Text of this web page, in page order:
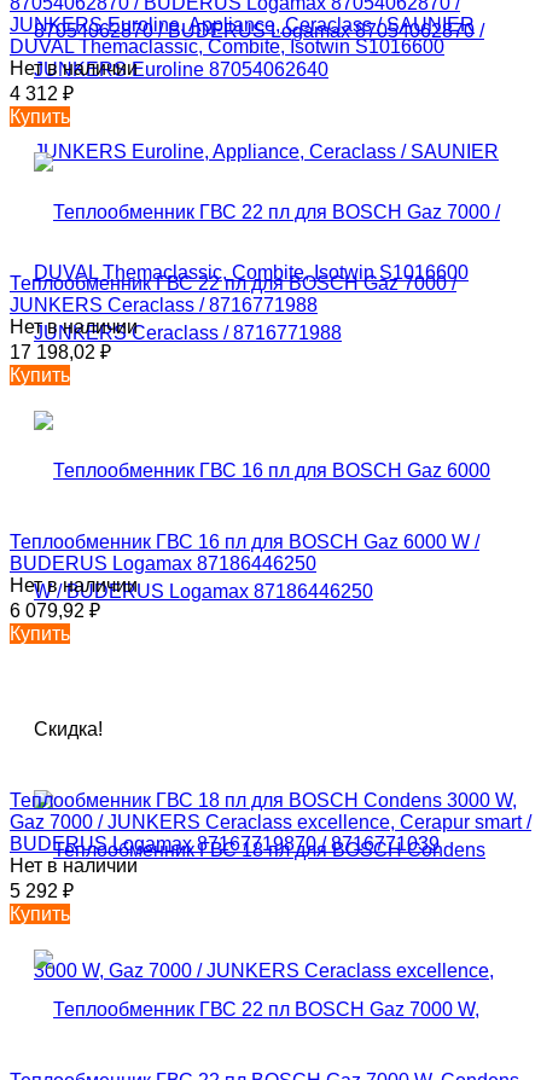
JUNKERS Euroline, Appliance, Ceraclass / SAUNIER
DUVAL Themaclassic, Combite, Isotwin S1016600
Нет в наличии
4 312 ₽
Купить
Теплообменник ГВС 22 пл для BOSCH Gaz 7000 /
JUNKERS Ceraclass / 8716771988
Нет в наличии
17 198,02 ₽
Купить
Теплообменник ГВС 16 пл для BOSCH Gaz 6000 W /
BUDERUS Logamax 87186446250
Нет в наличии
6 079,92 ₽
Купить
Скидка!
Теплообменник ГВС 18 пл для BOSCH Condens 3000 W,
Gaz 7000 / JUNKERS Ceraclass excellence, Cerapur smart /
BUDERUS Logamax 87167719870 / 8716771039
Нет в наличии
5 292 ₽
Купить